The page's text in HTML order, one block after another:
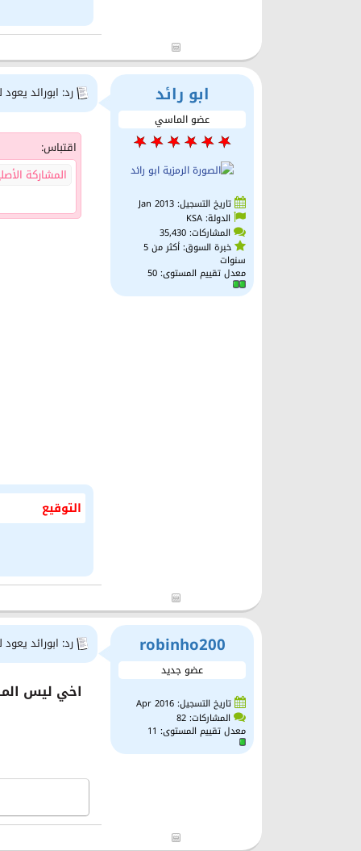
ابو رائد
عضو الماسي
تاريخ التسجيل: Jan 2013
الدولة: KSA
المشاركات: 35,430
خبرة السوق: أكثر من 5
سنوات
معدل تقييم المستوى:50
رد: ابورائد
اقتباس:
المشاركة
التوقيع
robinho200
عضو جديد
تاريخ التسجيل: Apr 2016
المشاركات: 82
معدل تقييم المستوى: 11
رد: ابورائد
اخي ليس